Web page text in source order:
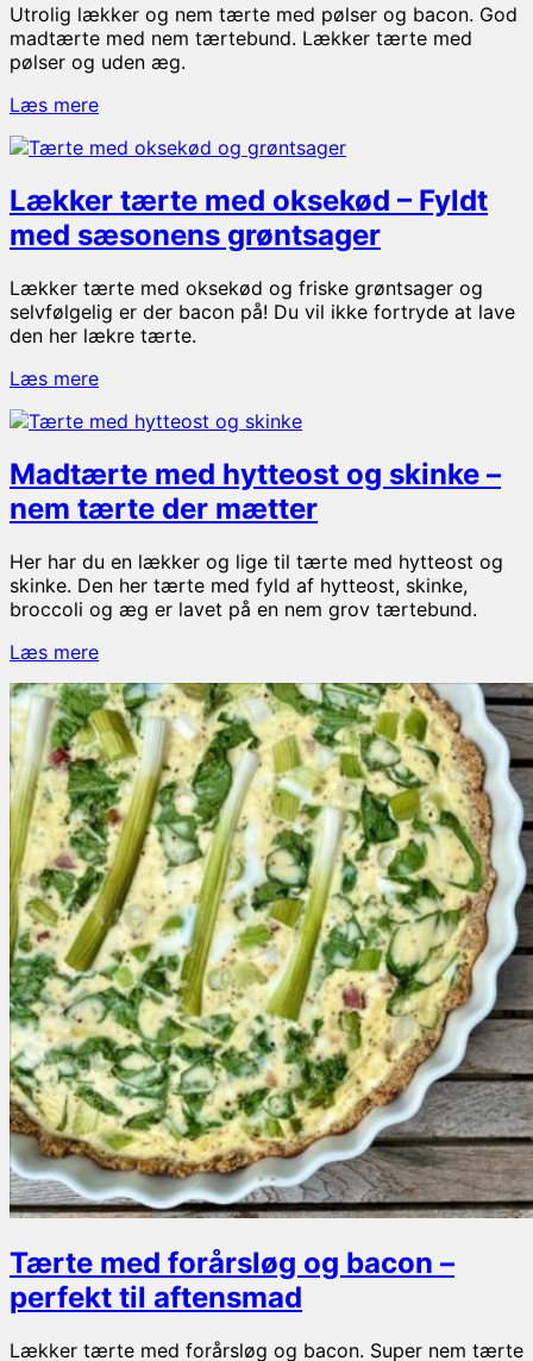
Utrolig lækker og nem tærte med pølser og bacon. God
madtærte med nem tærtebund. Lækker tærte med
pølser og uden æg.
Læs mereTærte
pølser
bacon
Lækker tærte med oksekød – Fyldt
med sæsonens grøntsager
Lækker tærte med oksekød og friske grøntsager og
selvfølgelig er der bacon på! Du vil ikke fortryde at lave
den her lækre tærte.
Læs mereLækker
med
–
Fyldt
med
grøntsager
Madtærte med hytteost og skinke –
nem tærte der mætter
Her har du en lækker og lige til tærte med hytteost og
skinke. Den her tærte med fyld af hytteost, skinke,
broccoli og æg er lavet på en nem grov tærtebund.
Læs mereMadtærte
hytteost
og
skinke
–
nem
tærte
der
mætter
Tærte med forårsløg og bacon –
perfekt til aftensmad
Lækker tærte med forårsløg og bacon. Super nem tærte